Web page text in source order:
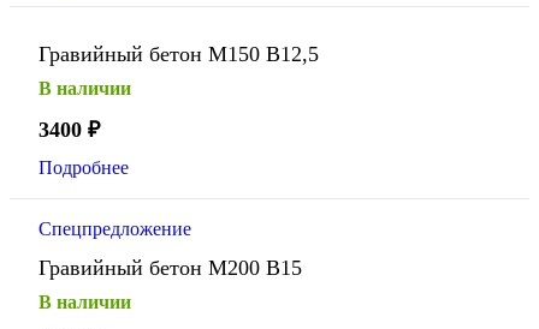
Гравийный бетон М150 В12,5
В наличии
3400 ₽
Подробнее
Спецпредложение
Гравийный бетон М200 В15
В наличии